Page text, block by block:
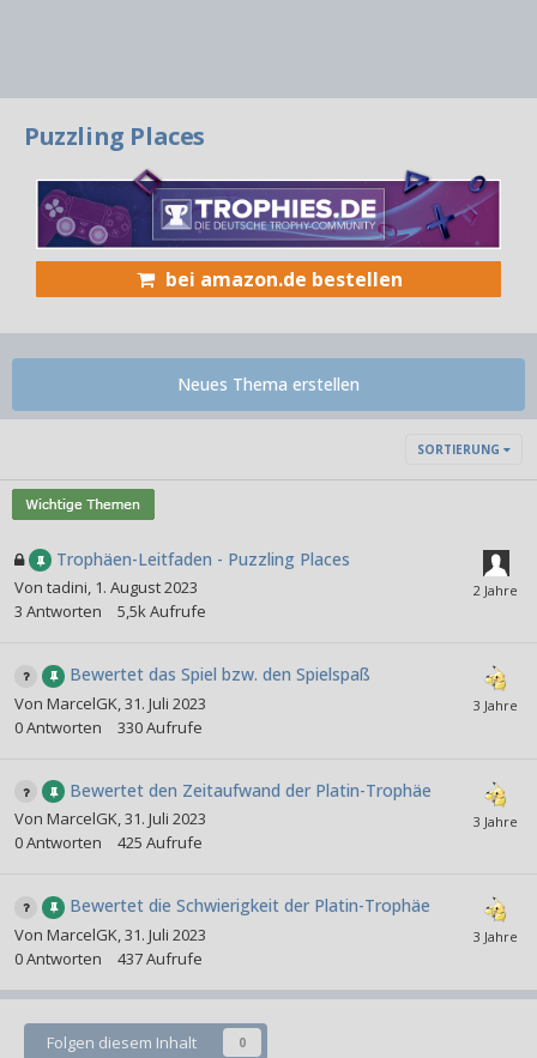
Puzzling Places
bei amazon.de bestellen
Neues Thema erstellen
SORTIERUNG
Trophäen-Leitfaden - Puzzling Places
Von tadini, 1. August 2023
3 Antworten 5,5kAufrufe
Bewertet das Spiel bzw. den Spielspaß
Von MarcelGK,31. Juli 2023
0Antworten 330Aufrufe
Bewertet den Zeitaufwand der Platin-Trophäe
Von MarcelGK,31. Juli 2023
0Antworten 425 Aufrufe
Bewertet die Schwierigkeit der Platin-Trophäe
Von MarcelGK,31. Juli 2023
0Antworten 437Aufrufe
Folgen diesem Inhalt 0